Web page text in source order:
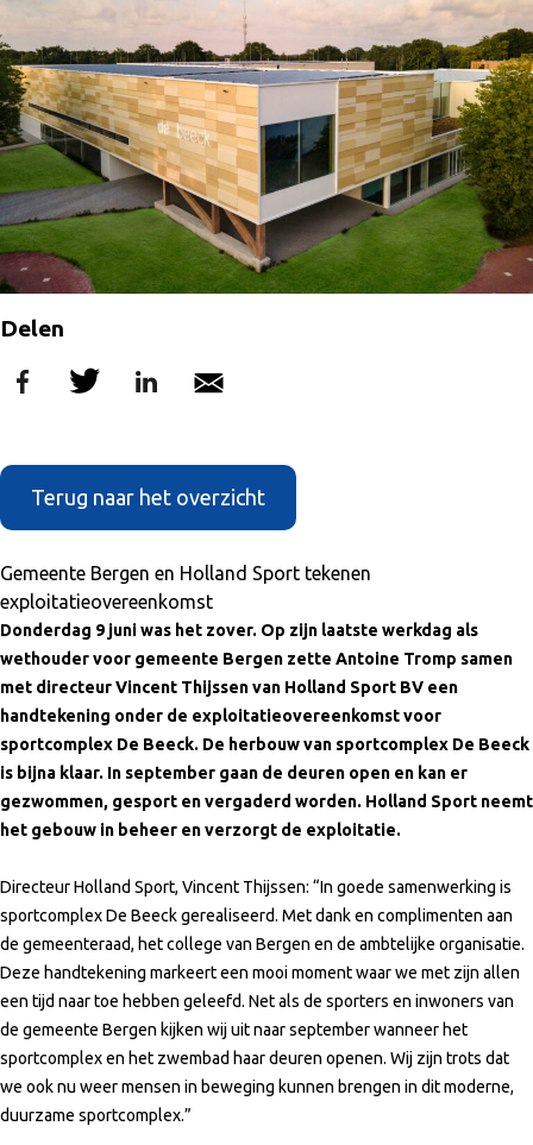
Delen
Terug naar het overzicht
Gemeente Bergen en Holland Sport tekenen
exploitatieovereenkomst
Donderdag 9 juni was het zover. Op zijn laatste werkdag als
wethouder voor gemeente Bergen zette Antoine Tromp samen
met directeur Vincent Thijssen van Holland Sport BV een
handtekening onder de exploitatieovereenkomst voor
sportcomplex De Beeck. De herbouw van sportcomplex De Beeck
is bijna klaar. In september gaan de deuren open en kan er
gezwommen, gesport en vergaderd worden. Holland Sport neemt
het gebouw in beheer en verzorgt de exploitatie.
Directeur Holland Sport, Vincent Thijssen: “In goede samenwerking is
sportcomplex De Beeck gerealiseerd. Met dank en complimenten aan
de gemeenteraad, het college van Bergen en de ambtelijke organisatie.
Deze handtekening markeert een mooi moment waar we met zijn allen
een tijd naar toe hebben geleefd. Net als de sporters en inwoners van
de gemeente Bergen kijken wij uit naar september wanneer het
sportcomplex en het zwembad haar deuren openen. Wij zijn trots dat
we ook nu weer mensen in beweging kunnen brengen in dit moderne,
duurzame sportcomplex.”